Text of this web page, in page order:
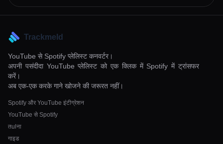
Trackmeld
YouTube से Spotify प्लेलिस्ट कनवर्टर।
अपनी पसंदीदा YouTube प्लेलिस्ट को एक क्लिक में Spotify में ट्रांसफर
करें।
अब एक-एक करके गाने खोजने की जरूरत नहीं।
Spotify और YouTube इंटीग्रेशन
YouTube से Spotify
तulना
गाइड